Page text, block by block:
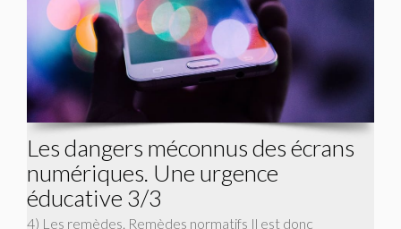
Les dangers méconnus des écrans
numériques. Une urgence
éducative 3/3
4) Les remèdes. Remèdes normatifs Il est donc